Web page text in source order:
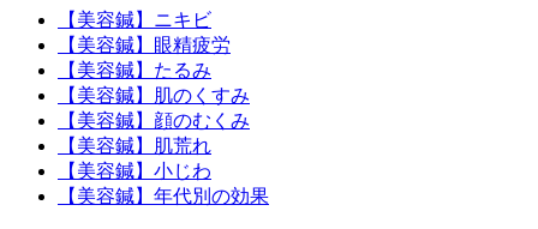
【美容鍼】ニキビ
【美容鍼】眼精疲労
【美容鍼】たるみ
【美容鍼】肌のくすみ
【美容鍼】顔のむくみ
【美容鍼】肌荒れ
【美容鍼】小じわ
【美容鍼】年代別の効果